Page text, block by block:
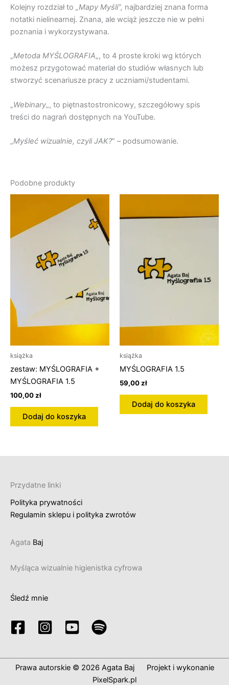
Kolejny rozdział to „Mapy Myśli”, najbardziej znana forma
notatki nielinearnej. Znana, ale wciąż jeszcze nie w pełni
poznania i wykorzystywana.
„Metoda MYŚLOGRAFIA„, to 4 proste kroki wg których
możesz przygotować materiał do studiów własnych lub
stworzyć scenariusze pracy z uczniami/studentami.
„Webinary„, to piętnastostronicowy, szczegółowy spis
treści do nagrań dostępnych na YouTube.
„Myśleć wizualnie, czyli JAK?” – podsumowanie.
Podobne produkty
książka
zestaw: MYŚLOGRAFIA +
MYŚLOGRAFIA 1.5
100,00zł
Dodaj do koszyka
książka
MYŚLOGRAFIA 1.5
59,00zł
Dodaj do koszyka
Przydatne linki
Polityka prywatności
Regulamin sklepu i polityka zwrotów
Agata Baj
Myśląca wizualnie higienistka cyfrowa
Śledź mnie
Prawa autorskie © 2026 Agata Baj Projekt i wykonanie
PixelSpark.pl